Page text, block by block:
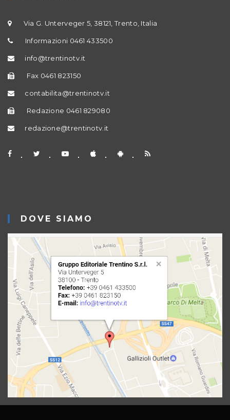
Via G. Unterveger 5, 38121, Trento, Italia
Informazioni 0461 433500
info@trentinotv.it
Fax 0461 823150
contabilita@trentinotv.it
Redazione 0461 829080
redazione@trentinotv.it
DOVE SIAMO